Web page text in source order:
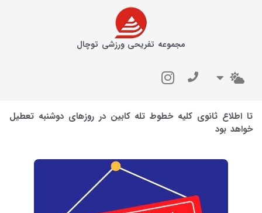
مجموعه تفریحی ورزشی توچال
تا اطلاع ثانوی کلیه خطوط تله کابین در روزهای دوشنبه تعطیل
خواهد بود